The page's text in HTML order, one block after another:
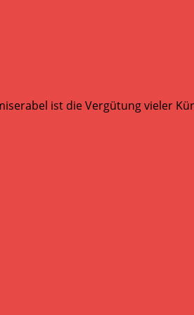
ist die Vergütung vieler